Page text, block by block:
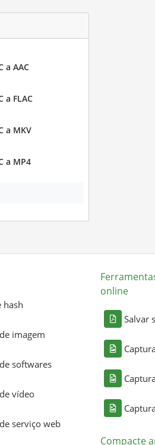
a AAC
a FLAC
a MKV
a MP4
hash
imagem
softwares
vídeo
serviço web
online
Salvar
Compacte